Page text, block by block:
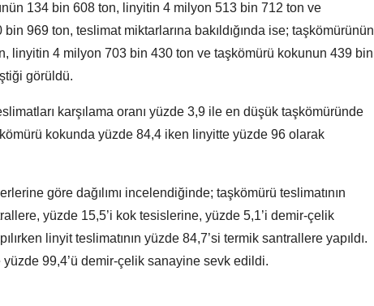
134 bin 608 ton, linyitin 4 milyon 513 bin 712 ton ve
969 ton, teslimat miktarlarına bakıldığında ise; taşkömürünün
linyitin 4 milyon 703 bin 430 ton ve taşkömürü kokunun 439 bin
görüldü.
karşılama oranı yüzde 3,9 ile en düşük taşkömüründe
kokunda yüzde 84,4 iken linyitte yüzde 96 olarak
göre dağılımı incelendiğinde; taşkömürü teslimatının
yüzde 15,5’i kok tesislerine, yüzde 5,1’i demir-çelik
linyit teslimatının yüzde 84,7’si termik santrallere yapıldı.
99,4’ü demir-çelik sanayine sevk edildi.